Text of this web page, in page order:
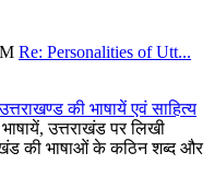
Re: Personalities of Utt...
की भाषायें एवं साहित्य
उत्तराखंड पर लिखी
की भाषाओं के कठिन शब्द और